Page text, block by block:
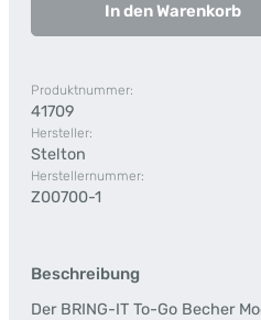
In den Warenkorb
Produktnummer:
41709
Hersteller:
Stelton
Herstellernummer:
Z00700-1
Beschreibung
Der BRING-IT To-Go Becher